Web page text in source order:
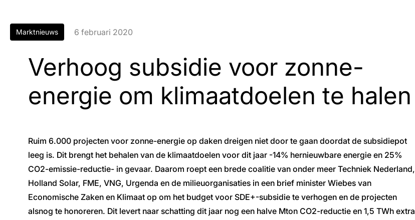
Marktnieuws 6 februari 2020
Verhoog subsidie voor zonne-
energie om klimaatdoelen te halen
Ruim 6.000 projecten voor zonne-energie op daken dreigen niet door te gaan doordat de subsidiepot
leeg is. Dit brengt het behalen van de klimaatdoelen voor dit jaar -14% hernieuwbare energie en 25%
CO2-emissie-reductie- in gevaar. Daarom roept een brede coalitie van onder meer Techniek Nederland,
Holland Solar, FME, VNG, Urgenda en de milieuorganisaties in een brief minister Wiebes van
Economische Zaken en Klimaat op om het budget voor SDE+-subsidie te verhogen en de projecten
alsnog te honoreren. Dit levert naar schatting dit jaar nog een halve Mton CO2-reductie en 1,5 TWh extra